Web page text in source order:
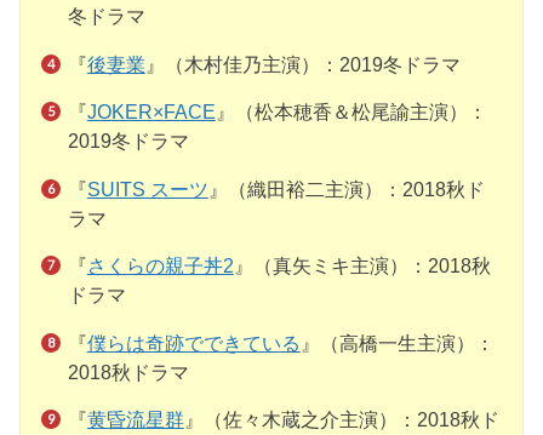
冬ドラマ
『後妻業 』（木村佳乃主演）：2019冬ドラマ
『JOKER×FACE 』（松本穂香＆松尾諭主演）：
2019冬ドラマ
『SUITS スーツ 』（織田裕二主演）：2018秋ド
ラマ
『さくらの親子丼2 』（真矢ミキ主演）：2018秋
ドラマ
『僕らは奇跡でできている 』（高橋一生主演）：
2018秋ドラマ
『黄昏流星群』（佐々木蔵之介主演）：2018秋ド